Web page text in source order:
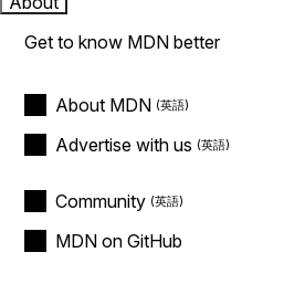
Get to know MDN better
About MDN
Advertise with us
Community
MDN on GitHub